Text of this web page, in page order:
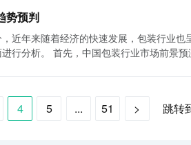
和环境污染。如今，数字化技术、自动
求和价格波动对纸浆制造行业的发展至关重要。
加工成纸制品的产业。该行业受到多个
研机构和高等院校建立紧密的合作关系
材料选择，选择可回收再利用的材料，
抓住大数据时代的机遇，积极推行智能化包
场开拓的帮助。同时，政府还应加强监管
势预判
近年来随着经济的快速发展，包装行业
平和消费观念的提升，
行业提供持续稳定的市场需求，有利于行业发展。 其
技术升级和智能化转型。随着科技的不断
的广泛应用将大大提高包装生产效率，并
4 5 ... 51 > 跳转